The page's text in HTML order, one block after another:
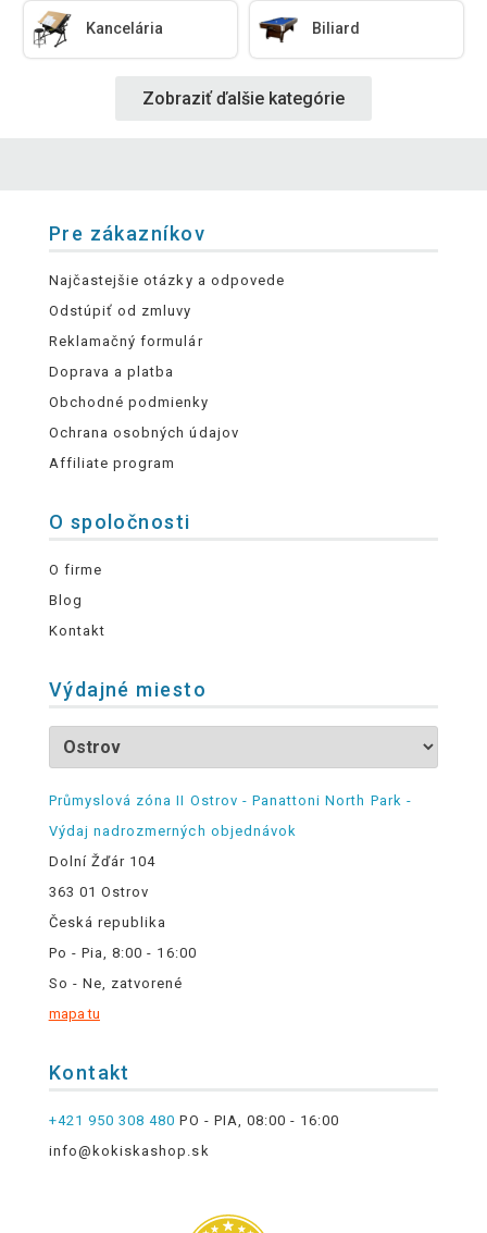
Kancelária Biliard
Zobraziť ďalšie kategórie
Pre zákazníkov
Najčastejšie otázky a odpovede
Odstúpiť od zmluvy
Reklamačný formulár
Doprava a platba
Obchodné podmienky
Ochrana osobných údajov
Affiliate program
O spoločnosti
O firme
Blog
Kontakt
Výdajné miesto
Průmyslová zóna II Ostrov - Panattoni North Park -
Výdaj nadrozmerných objednávok
Dolní Žďár 104
363 01 Ostrov
Česká republika
Po - Pia, 8:00 - 16:00
So - Ne, zatvorené
mapa tu
Kontakt
+421 950 308 480 PO - PIA, 08:00 - 16:00
info@kokiskashop.sk